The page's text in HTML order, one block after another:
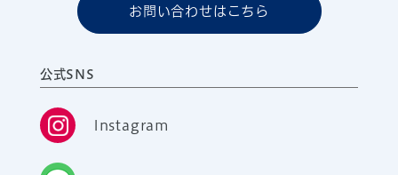
お問い合わせはこちら
公式SNS
Instagram